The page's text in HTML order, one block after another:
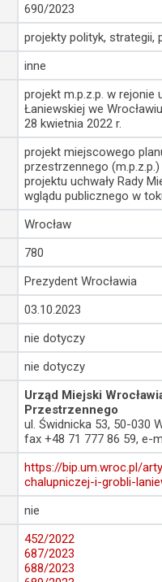
690/2023
projekty polityk, strategii,
inne
projekt m.p.z.p. w rejonie
Łaniewskiej we
28 kwietnia 2022 r.
projekt miejscowego
przestrzennego
projektu uchwały Rady
wglądu publicznego w
Wrocław
780
Prezydent Wrocławia
03.10.2023
nie dotyczy
nie dotyczy
Urząd Miejski
Przestrzennego
ul. Świdnicka 53, 50-030
fax +48 71 777 86 59, e-
https://bip.um.wroc.pl/
chalupniczej-i-grobli-
nie
452/2022
687/2023
688/2023